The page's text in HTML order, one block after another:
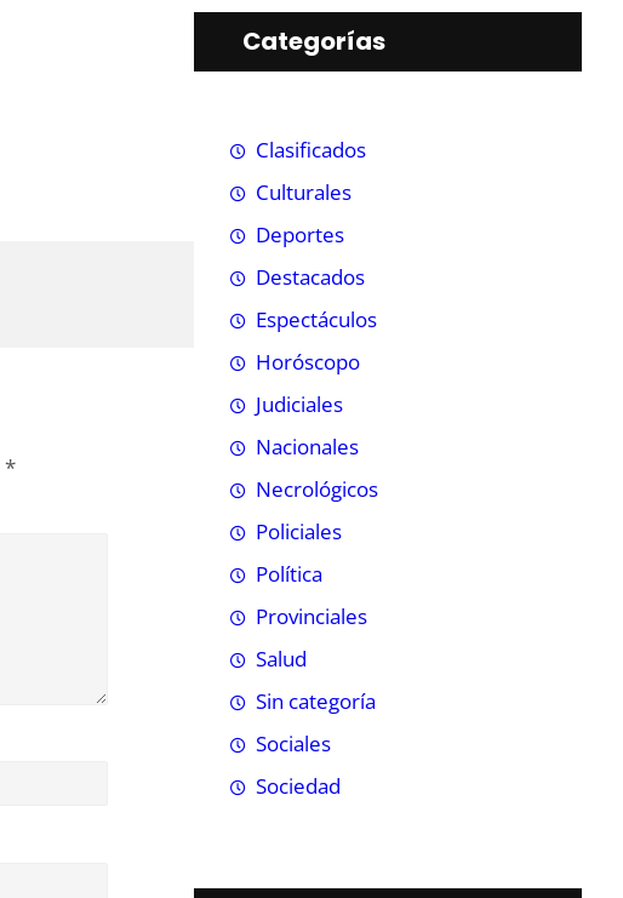
*
Categorías
Clasificados
Culturales
Deportes
Destacados
Espectáculos
Horóscopo
Judiciales
Nacionales
Necrológicos
Policiales
Política
Provinciales
Salud
Sin categoría
Sociales
Sociedad